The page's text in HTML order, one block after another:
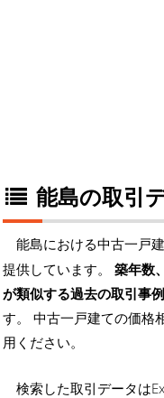
能島の取引
能島における中古一戸
提供しています。 築年数
が類似する過去の取引事
す。 中古一戸建ての価格
用ください。
検索した取引データは